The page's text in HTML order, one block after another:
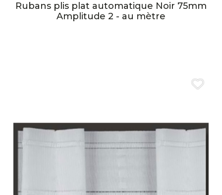
Rubans plis plat automatique Noir 75mm
Amplitude 2 - au mètre